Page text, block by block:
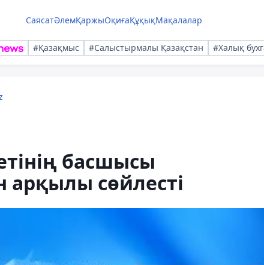
СаясатӘлемҚаржыОқиғаҚұқықМақалалар
#Қазақмыс #Салыстырмалы Қазақстан #Халық
басшысы
сөйлесті